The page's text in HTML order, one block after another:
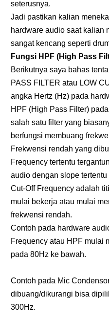
seterusnya.
Jadi pastikan kalian
hardware audio saat kalian
sangat kencang seperti
Fungsi HPF (High Pass
Berikutnya saya bahas
PASS FILTER atau LOW
angka Hertz (Hz) pada
HPF (High Pass Filter)
salah satu filter yang
berfungsi membuang
Frekwensi rendah yang
Frequency tertentu
audio dengan slope tertentu
Cut-Off Frequency adalah
mulai bekerja atau mulai
frekwensi rendah.
Contoh pada hardware
Frequency atau HPF mulai
pada 80Hz ke bawah.
Contoh pada Mic
dibuang/dikurangi bisa
300Hz.